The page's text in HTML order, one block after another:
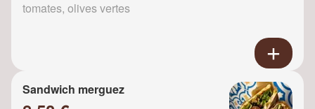
tomates, olives vertes
Sandwich merguez